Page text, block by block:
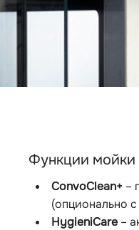
Функции мойки
ConvoClean+ –
(опционально
HygieniCare –